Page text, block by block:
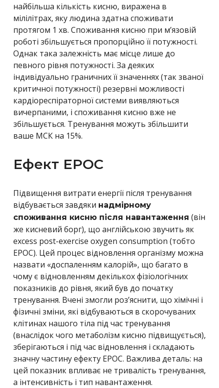
найбільша кількість кисню, виражена в
мілілітрах, яку людина здатна споживати
протягом 1 хв. Споживання кисню при м’язовій
роботі збільшується пропорційно її потужності.
Однак така залежність має місце лише до
певного рівня потужності. За деяких
індивідуально граничних її значеннях (так званої
критичної потужності) резервні можливості
кардіореспіраторної системи виявляються
вичерпаними, і споживання кисню вже не
збільшується. Тренування можуть збільшити
ваше МСК на 15%.
Ефект EPOC
Підвищення витрати енергії після тренування
відбувається завдяки надмірному
споживання кисню після навантаження (він
же кисневий борг), що англійською звучить як
excess post-exercise oxygen consumption (тобто
EPOC). Цей процес відновлення організму можна
назвати «доспаленням калорій», що багато в
чому є відновленням декількох фізіологічних
показників до рівня, який був до початку
тренування. Вчені змогли роз’яснити, що хімічні і
фізичні зміни, які відбуваються в скорочуваних
клітинах нашого тіла під час тренування
(внаслідок чого метаболізм кисню підвищується),
зберігаються і під час відновлення і складають
значну частину ефекту EPOC. Важлива деталь: на
цей показник впливає не тривалість тренування,
а інтенсивність і тип навантаження.